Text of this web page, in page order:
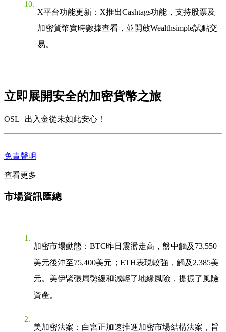
X平台功能更新 ：X推出Cashtags功能，支持股票及
加密貨幣實時數據查看，並開啟Wealthsimple試點交
易。
立即展開安全的加密貨幣之旅
OSL | 出入金從未如此安心！
免責聲明
查看更多
市場資訊匯總
加密市場動態 ：BTC昨日震盪走高，盤中觸及73,550
美元後沖至75,400美元；ETH表現較強，觸及2,385美
元。美伊緊張局勢緩和減輕了地緣風險，提振了風險
資產。
美加密法案 ：白宮正加速推進加密市場結構法案，旨